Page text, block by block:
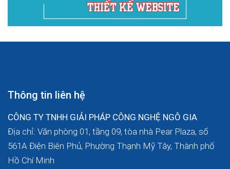
Thông tin liên hệ
CÔNG TY TNHH GIẢI PHÁP CÔNG NGHỆ NGÔ GIA
Địa chỉ: Văn phòng 01, tầng 09, tòa nhà Pear Plaza, số
561A Điện Biên Phủ, Phường Thạnh Mỹ Tây, Thành phố
Hồ Chí Minh